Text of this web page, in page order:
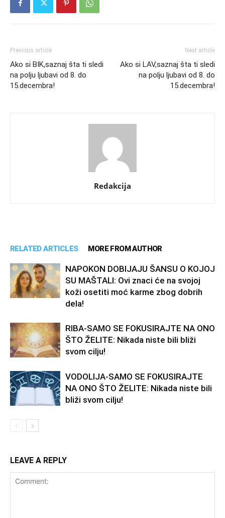
Previous article
Ako si BIK,saznaj šta ti sledi
na polju ljubavi od 8. do
15.decembra!
Next article
Ako si LAV,saznaj šta ti sledi
na polju ljubavi od 8. do
15.decembra!
Redakcija
RELATED ARTICLES MORE FROM AUTHOR
NAPOKON DOBIJAJU ŠANSU O KOJOJ
SU MAŠTALI: Ovi znaci će na svojoj
koži osetiti moć karme zbog dobrih
dela!
RIBA-SAMO SE FOKUSIRAJTE NA ONO
ŠTO ŽELITE: Nikada niste bili bliži
svom cilju!
VODOLIJA-SAMO SE FOKUSIRAJTE
NA ONO ŠTO ŽELITE: Nikada niste bili
bliži svom cilju!
LEAVE A REPLY